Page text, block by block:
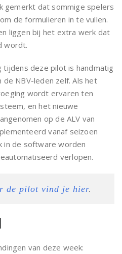
gemerkt dat sommige spelers
de formulieren in te vullen.
liggen bij het extra werk dat
wordt.
tijdens deze pilot is handmatig
NBV-leden zelf. Als het
wordt ervaren ten
en het nieuwe
op de ALV van
vanaf seizoen
in de software worden
verlopen.
de pilot vind je hier.
van deze week: